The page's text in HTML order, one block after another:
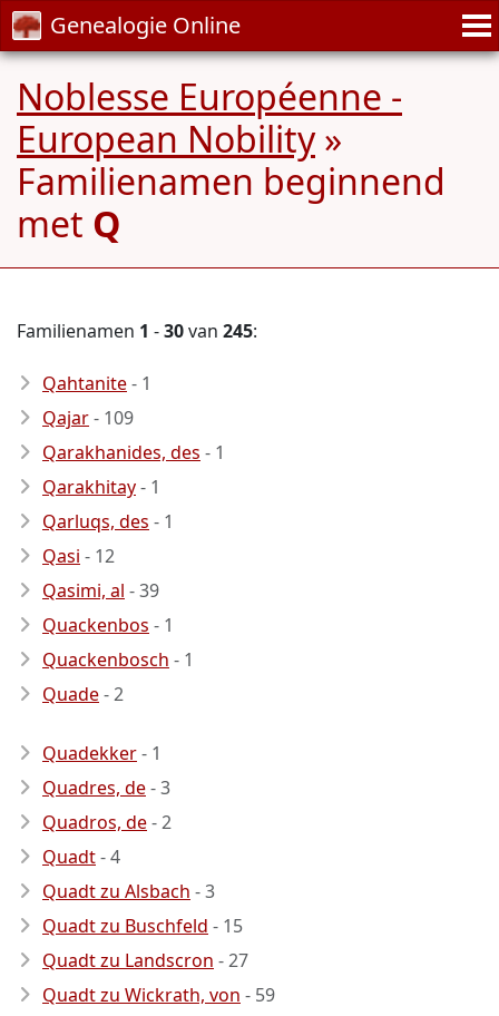
Genealogie Online
Noblesse Européenne -
European Nobility»
Familienamen beginnend
met Q
Familienamen 1 -30van 245:
Qahtanite- 1
Qajar- 109
Qarakhanides, des - 1
Qarakhitay- 1
Qarluqs, des - 1
Qasi - 12
Qasimi, al - 39
Quackenbos - 1
Quackenbosch - 1
Quade- 2
Quadekker- 1
Quadres, de- 3
Quadros, de- 2
Quadt- 4
Quadt zu Alsbach - 3
Quadt zu Buschfeld - 15
Quadt zu Landscron - 27
Quadt zu Wickrath, von - 59